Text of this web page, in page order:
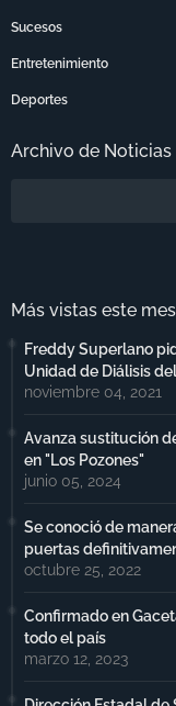
Sucesos
Entretenimiento
Deportes
Archivo de Noticias
Más vistas este mes
Freddy Superlano
Unidad de Diálisis
noviembre 04, 2021
Avanza sustitución
en "Los Pozones"
junio 05, 2024
Se conoció de
puertas
octubre 25, 2022
Confirmado en
todo el país
marzo 12, 2023